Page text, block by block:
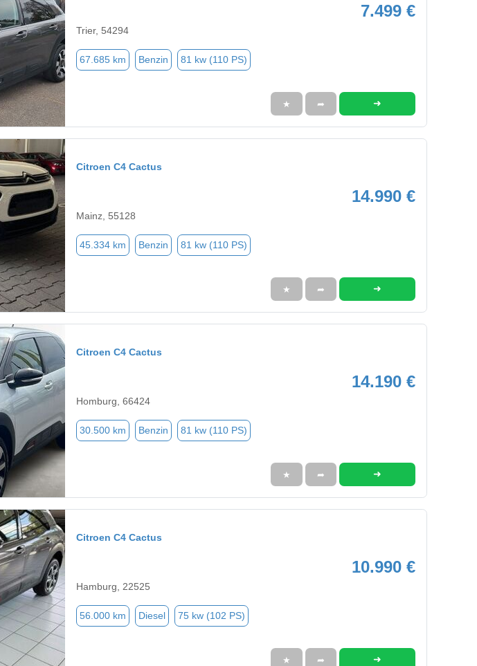
7.499 €
Trier, 54294
67.685 km Benzin 81 kw (110 PS)
★ ➦ ➜
Citroen C4 Cactus
14.990 €
Mainz, 55128
45.334 km Benzin 81 kw (110 PS)
★ ➦ ➜
Citroen C4 Cactus
14.190 €
Homburg, 66424
30.500 km Benzin 81 kw (110 PS)
★ ➦ ➜
Citroen C4 Cactus
10.990 €
Hamburg, 22525
56.000 km Diesel 75 kw (102 PS)
★ ➦ ➜